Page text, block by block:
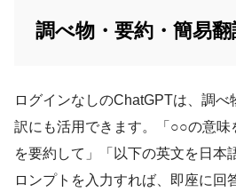
調べ物・要約・簡易翻
ログインなしのChatGPTは、調べ
訳にも活用できます。「○○の意味
を要約して」「以下の英文を日本
ロンプトを入力すれば、即座に回